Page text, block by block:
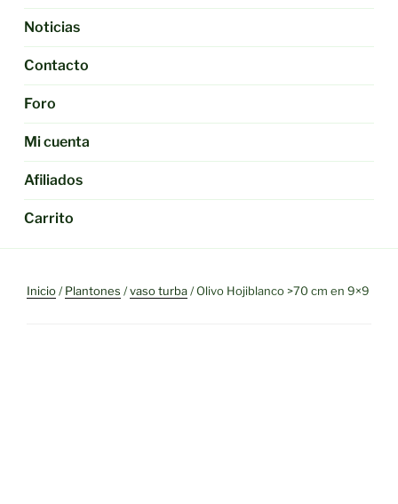
Noticias
Contacto
Foro
Mi cuenta
Afiliados
Carrito
Inicio/Plantones /vaso turba/ Olivo Hojiblanco >70 cm en 9×9